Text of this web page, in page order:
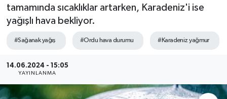
tamamında sıcaklıklar artarken, Karadeniz'i ise
yağışlı hava bekliyor.
#Sağanak yağış #Ordu hava durumu #Karadeniz yağmur
14.06.2024 - 15:05
YAYINLANMA
İNSAN
KADIN
KULTUR-SANAT
Haber Arşivi